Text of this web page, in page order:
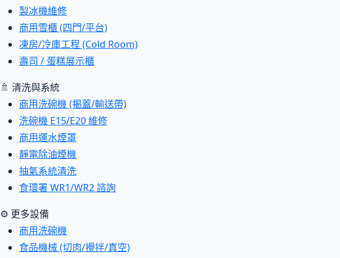
製冰機維修
商用雪櫃 (四門/平台)
凍房/冷庫工程 (Cold Room)
壽司 / 蛋糕展示櫃
🚿 清洗與系統
商用洗碗機 (揭蓋/輸送帶)
洗碗機 E15/E20 維修
商用運水煙罩
靜電除油煙機
抽氣系統清洗
食環署 WR1/WR2 諮詢
⚙ 更多設備
商用洗碗機
食品機械 (切肉/攪拌/真空)